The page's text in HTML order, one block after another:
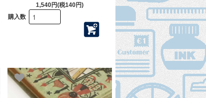
1,540円(税140円)
購入数